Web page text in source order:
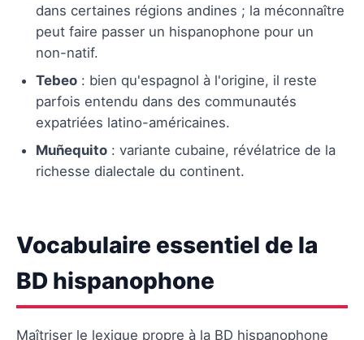
dans certaines régions andines ; la méconnaître
peut faire passer un hispanophone pour un
non-natif.
Tebeo : bien qu'espagnol à l'origine, il reste
parfois entendu dans des communautés
expatriées latino-américaines.
Muñequito : variante cubaine, révélatrice de la
richesse dialectale du continent.
Vocabulaire essentiel de la
BD hispanophone
Maîtriser le lexique propre à la BD hispanophone